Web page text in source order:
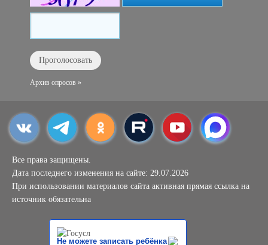
Архив опросов »
Все права защищены.
Дата последнего изменения на сайте: 29.07.2026
При использовании материалов сайта активная прямая ссылка на
источник обязательна
Не можете записать ребёнка